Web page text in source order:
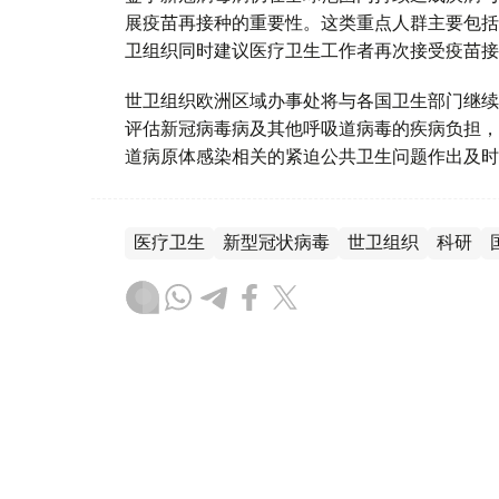
展疫苗再接种的重要性。这类重点人群主要包
卫组织同时建议医疗卫生工作者再次接受疫苗
世卫组织欧洲区域办事处将与各国卫生部门继
评估新冠病毒病及其他呼吸道病毒的疾病负担
道病原体感染相关的紧迫公共卫生问题作出及
医疗卫生 新型冠状病毒 世卫组织 科研